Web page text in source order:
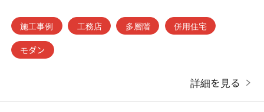
施工事例 工務店 多層階
併用住宅
モダン
詳細を見る